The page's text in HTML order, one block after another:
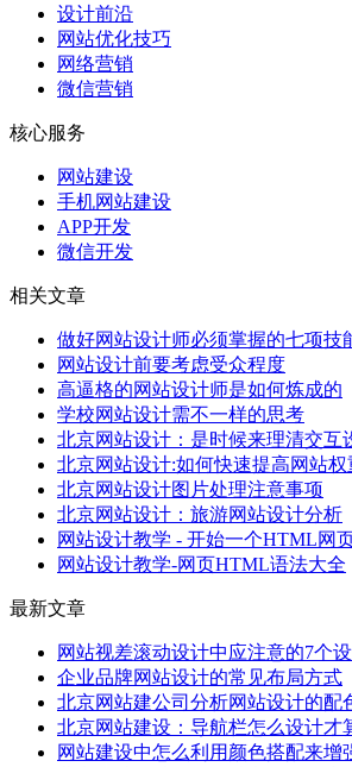
设计前沿
网站优化技巧
网络营销
微信营销
核心服务
网站建设
手机网站建设
APP开发
微信开发
相关文章
做好网站设计师必须掌握的七项技
网站设计前要考虑受众程度
高逼格的网站设计师是如何炼成的
学校网站设计需不一样的思考
北京网站设计：是时候来理清交互
北京网站设计:如何快速提高网站权
北京网站设计图片处理注意事项
北京网站设计：旅游网站设计分析
网站设计教学 - 开始一个HTML网
网站设计教学-网页HTML语法大全
最新文章
网站视差滚动设计中应注意的7个
企业品牌网站设计的常见布局方式
北京网站建公司分析网站设计的配
北京网站建设：导航栏怎么设计才
网站建设中怎么利用颜色搭配来增